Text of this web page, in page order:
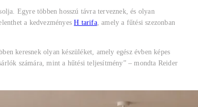
Egyre többen hosszú távra terveznek, és olyan
a kedvezményesH tarifa, amely a fűtési szezonban
keresnek olyan készüléket, amely egész évben képes
számára, mint a hűtési teljesítmény” – mondta Reider